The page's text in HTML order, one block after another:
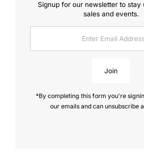
Signup for our newsletter to stay
sales and events.
Address
Join
*By completing this form you're
our emails and can unsubscribe